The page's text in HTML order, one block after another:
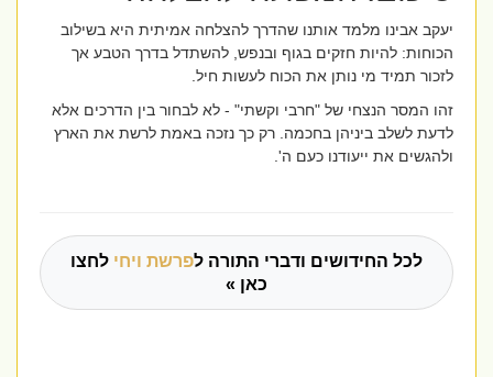
יעקב אבינו מלמד אותנו שהדרך להצלחה אמיתית היא בשילוב
הכוחות: להיות חזקים בגוף ובנפש, להשתדל בדרך הטבע אך
לזכור תמיד מי נותן את הכוח לעשות חיל.
זהו המסר הנצחי של "חרבי וקשתי" - לא לבחור בין הדרכים אלא
לדעת לשלב ביניהן בחכמה. רק כך נזכה באמת לרשת את הארץ
ולהגשים את ייעודנו כעם ה'.
לכל החידושים ודברי התורה לפרשת ויחילחצו
כאן »